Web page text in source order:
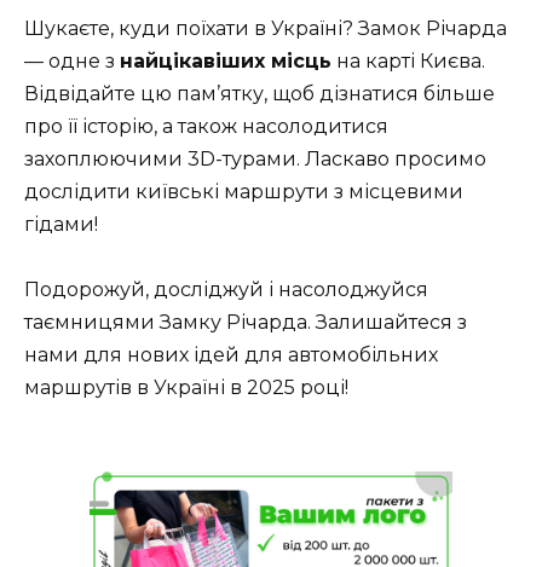
Шукаєте, куди поїхати в Україні? Замок Річарда
— одне з найцікавіших місць на карті Києва.
Відвідайте цю пам’ятку, щоб дізнатися більше
про її історію, а також насолодитися
захоплюючими 3D-турами. Ласкаво просимо
дослідити київські маршрути з місцевими
гідами!
Подорожуй, досліджуй і насолоджуйся
таємницями Замку Річарда. Залишайтеся з
нами для нових ідей для автомобільних
маршрутів в Україні в 2025 році!